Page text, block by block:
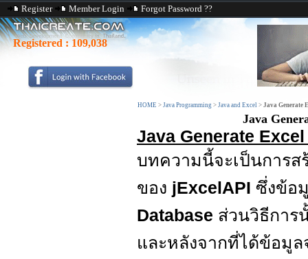
Register Member Login Forgot Password ??
Registered : 109,038
HOME > Java Programming > Java and Excel > Java Generate
Java
Java Generate
บทความนี้จะเป็นการส
ของ jExcelAPI ซึ่งข้อ
Database ส่วนวิธีการ
และหลังจากที่ได้ข้อมู